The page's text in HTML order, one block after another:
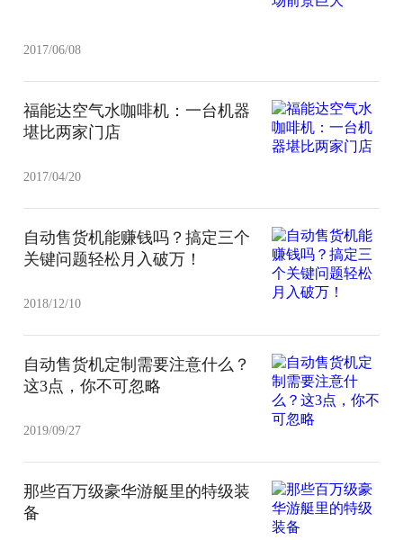
2017/06/08
福能达空气水咖啡机：一台机器
堪比两家门店
2017/04/20
自动售货机能赚钱吗？搞定三个
关键问题轻松月入破万！
2018/12/10
自动售货机定制需要注意什么？
这3点，你不可忽略
2019/09/27
那些百万级豪华游艇里的特级装
备